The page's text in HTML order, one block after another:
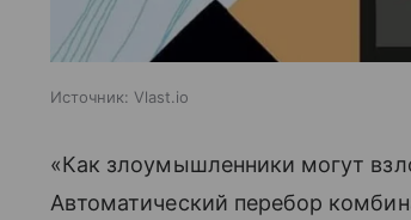
Источник: Vlast.io
«Как злоумышленники могут
Автоматический перебор